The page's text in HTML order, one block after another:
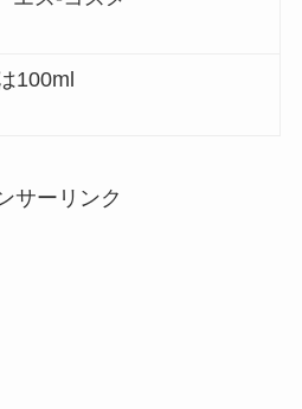
100ml
サーリンク